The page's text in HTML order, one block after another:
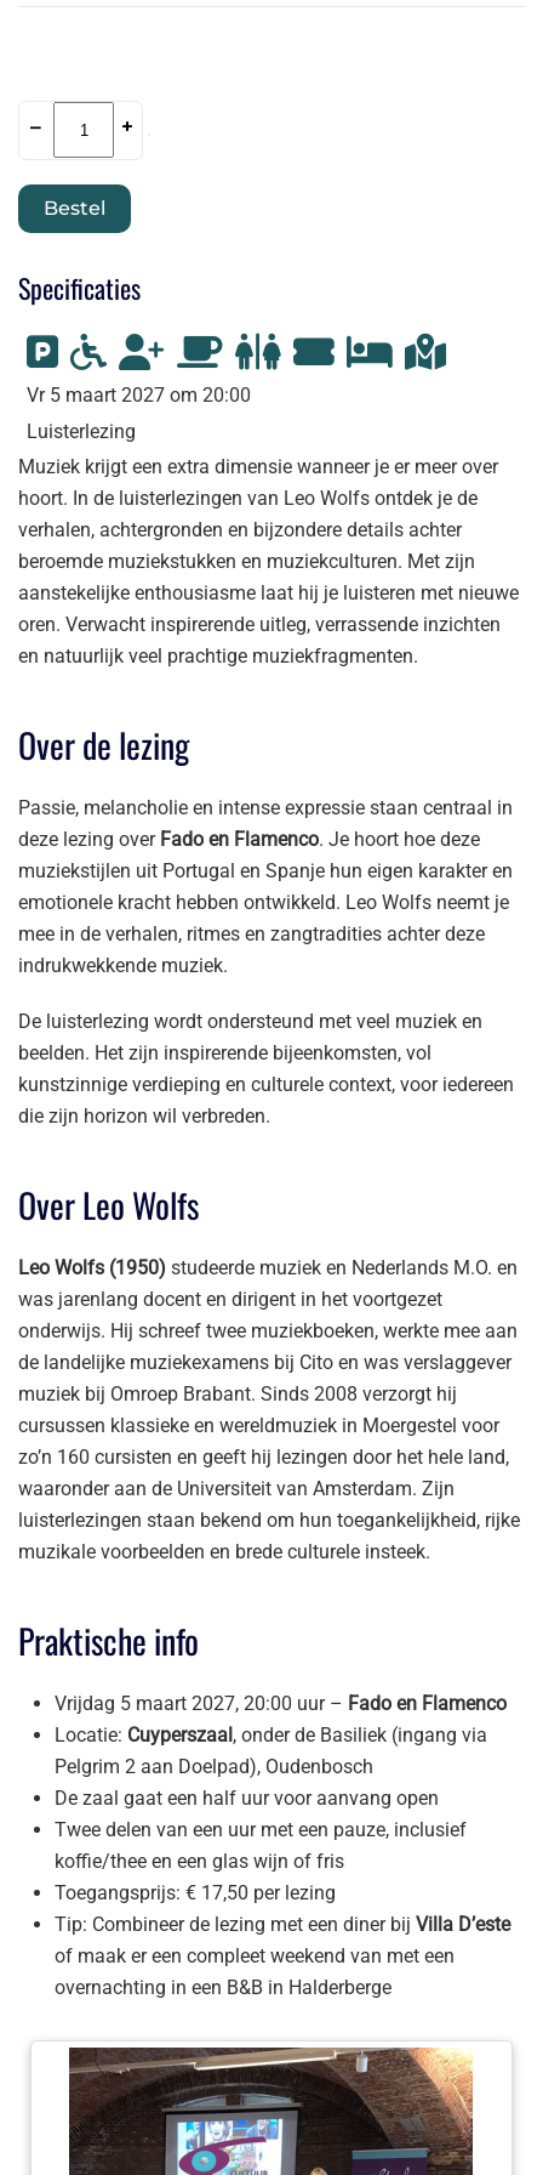
– +
Bestel
Specificaties
Vr 5 maart 2027 om 20:00
Luisterlezing
Muziek krijgt een extra dimensie wanneer je er meer over
hoort. In de luisterlezingen van Leo Wolfs ontdek je de
verhalen, achtergronden en bijzondere details achter
beroemde muziekstukken en muziekculturen. Met zijn
aanstekelijke enthousiasme laat hij je luisteren met nieuwe
oren. Verwacht inspirerende uitleg, verrassende inzichten
en natuurlijk veel prachtige muziekfragmenten.
Over de lezing
Passie, melancholie en intense expressie staan centraal in
deze lezing over Fado en Flamenco. Je hoort hoe deze
muziekstijlen uit Portugal en Spanje hun eigen karakter en
emotionele kracht hebben ontwikkeld. Leo Wolfs neemt je
mee in de verhalen, ritmes en zangtradities achter deze
indrukwekkende muziek.
De luisterlezing wordt ondersteund met veel muziek en
beelden. Het zijn inspirerende bijeenkomsten, vol
kunstzinnige verdieping en culturele context, voor iedereen
die zijn horizon wil verbreden.
Over Leo Wolfs
Leo Wolfs (1950) studeerde muziek en Nederlands M.O. en
was jarenlang docent en dirigent in het voortgezet
onderwijs. Hij schreef twee muziekboeken, werkte mee aan
de landelijke muziekexamens bij Cito en was verslaggever
muziek bij Omroep Brabant. Sinds 2008 verzorgt hij
cursussen klassieke en wereldmuziek in Moergestel voor
zo’n 160 cursisten en geeft hij lezingen door het hele land,
waaronder aan de Universiteit van Amsterdam. Zijn
luisterlezingen staan bekend om hun toegankelijkheid, rijke
muzikale voorbeelden en brede culturele insteek.
Praktische info
Vrijdag 5 maart 2027, 20:00 uur – Fado en Flamenco
Locatie: Cuyperszaal, onder de Basiliek (ingang via
Pelgrim 2 aan Doelpad), Oudenbosch
De zaal gaat een half uur voor aanvang open
Twee delen van een uur met een pauze, inclusief
koffie/thee en een glas wijn of fris
Toegangsprijs: € 17,50 per lezing
Tip: Combineer de lezing met een diner bij Villa D’este
of maak er een compleet weekend van met een
overnachting in een B&B in Halderberge